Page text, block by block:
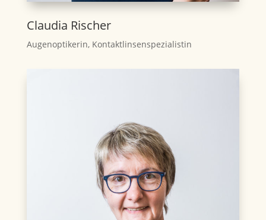
Claudia Rischer
Augenoptikerin, Kontaktlinsenspezialistin